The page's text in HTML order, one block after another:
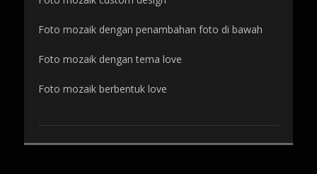
Foto mozaik dengan penambahan foto di bawah
Foto mozaik dengan tema love
Foto mozaik berbentuk love